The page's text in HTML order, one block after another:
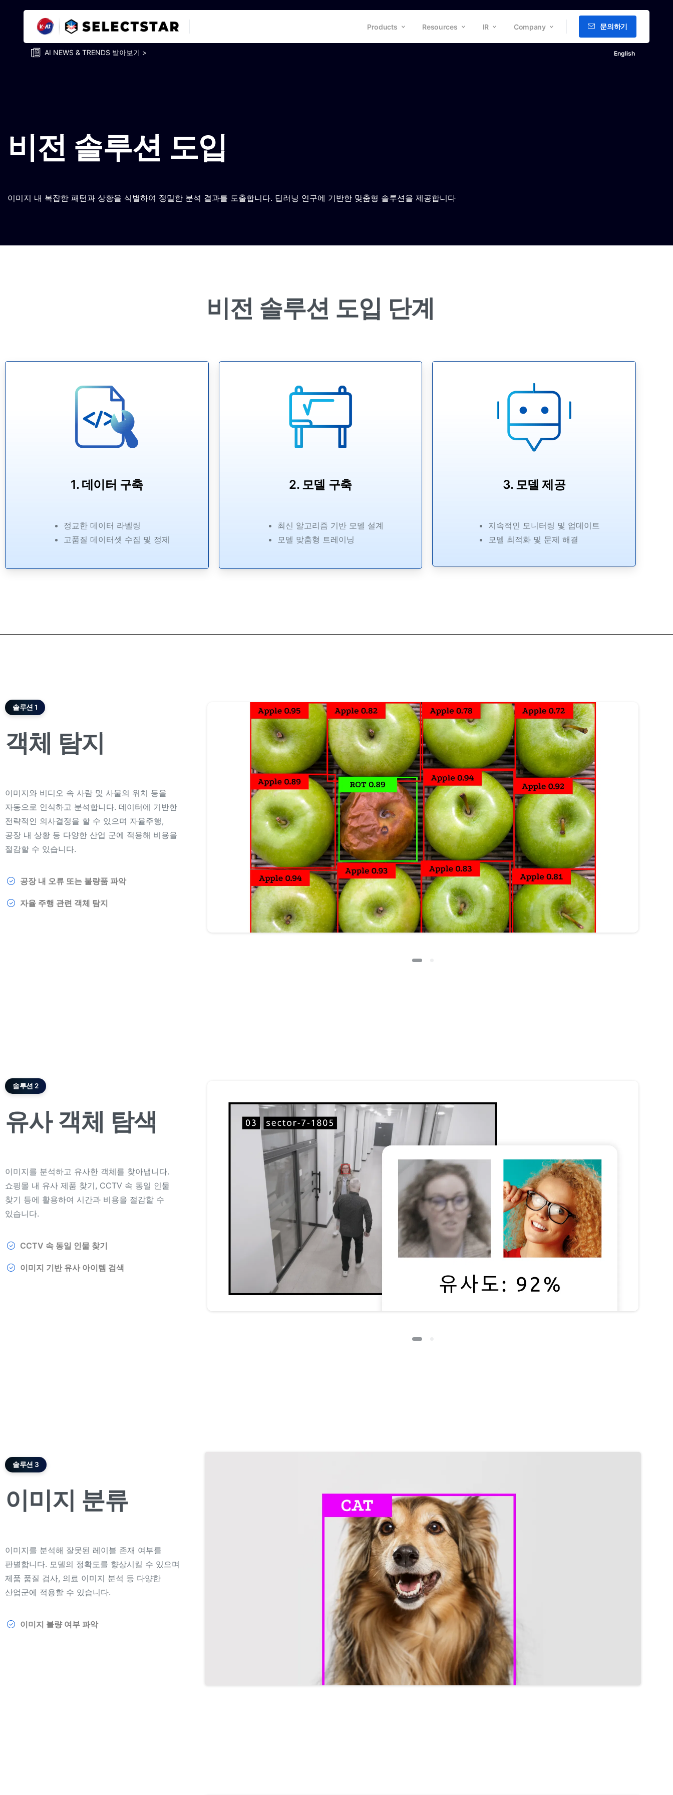
Products Resources IR Company 문의하기
AI NEWS & TRENDS 받아보기 > English
비전 솔루션 도입
이미지 내 복잡한 패턴과 상황을 식별하여 정밀한 분석 결과를 도출합니다. 딥러닝 연구에 기반한 맞춤형 솔루션을 제공합니다
비전 솔루션 도입 단계
1. 데이터 구축
정교한 데이터 라벨링
고품질 데이터셋 수집 및 정제
2. 모델 구축
최신 알고리즘 기반 모델 설계
모델 맞춤형 트레이닝
3. 모델 제공
지속적인 모니터링 및 업데이트
모델 최적화 및 문제 해결
솔루션 1
객체 탐지
이미지와 비디오 속 사람 및 사물의 위치 등을
자동으로 인식하고 분석합니다. 데이터에 기반한
전략적인 의사결정을 할 수 있으며 자율주행,
공장 내 상황 등 다양한 산업 군에 적용해 비용을
절감할 수 있습니다.
공장 내 오류 또는 불량품 파악
자율 주행 관련 객체 탐지
솔루션 2
유사 객체 탐색
이미지를 분석하고 유사한 객체를 찾아냅니다.
쇼핑몰 내 유사 제품 찾기, CCTV 속 동일 인물
찾기 등에 활용하여 시간과 비용을 절감할 수
있습니다.
CCTV 속 동일 인물 찾기
이미지 기반 유사 아이템 검색
솔루션 3
이미지 분류
이미지를 분석해 잘못된 레이블 존재 여부를
판별합니다. 모델의 정확도를 향상시킬 수 있으며
제품 품질 검사, 의료 이미지 분석 등 다양한
산업군에 적용할 수 있습니다.
이미지 불량 여부 파악